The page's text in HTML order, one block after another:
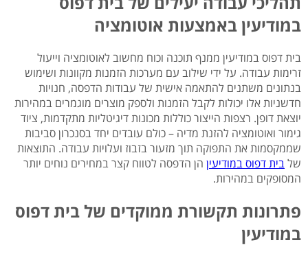
במודיעין באמצעות אוטומציה
בית דפוס במודיעין ממנף תוכנה וכוח מחשוב לאוטומציה וייעול
זרימות עבודה. על ידי שילוב עם מערכות הזמנות מקוונות ושימוש
בנתונים משתנים להתאמה אישית של עבודות הדפסה, חנויות
חדשניות אלו יכולות לקבל הזמנות ולספק מוצרים מוגמרים במהירות
יוצאת דופן. רצפות הייצור כוללות מכונות דיגיטליות מתקדמות, ציוד
גימור ואוטומציה להזנת מדיה – כולם עובדים יחד בסנכרון סביבות
שממקסמות את התפוקה תוך מזעור בזבוז ועלויות עבודה. התוצאות
שלבית דפוס במודיעין הן הדפסה לטווח קצר במחירים נוחים יותר
המסופקים במהירות.
פתרונות תקשורת ממוקדים של בית דפוס
במודיעין